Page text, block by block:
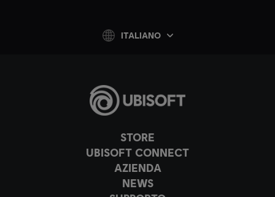
STORE
UBISOFT CONNECT
AZIENDA
NEWS
ITALIANO